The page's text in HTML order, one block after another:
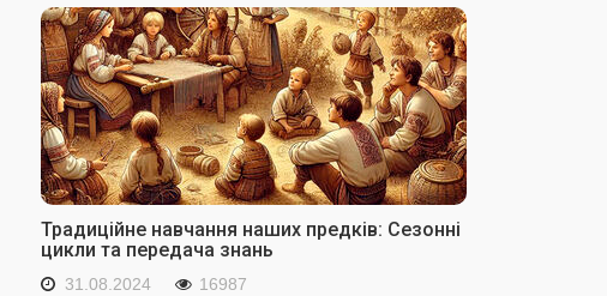
Традиційне навчання наших предків: Сезонні
цикли та передача знань
31.08.2024 16987